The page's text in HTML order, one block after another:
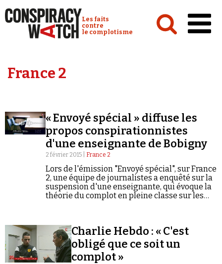
Conspiracy Watch :
Les faits
contre
le complotisme
Analyses
Vidéos
Émissions
Revues de presse
France 2
« Envoyé spécial » diffuse les
propos conspirationnistes
d'une enseignante de Bobigny
2 février 2015 | France 2
Lors de l'émission "Envoyé spécial", sur France
2, une équipe de journalistes a enquêté sur la
suspension d'une enseignante, qui évoque la
théorie du complot en pleine classe sur les
Charlie Hebdo : « C'est
obligé que ce soit un
complot »